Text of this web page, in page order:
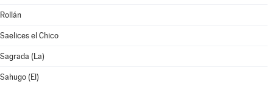
Rollán
Saelices el Chico
Sagrada (La)
Sahugo (El)